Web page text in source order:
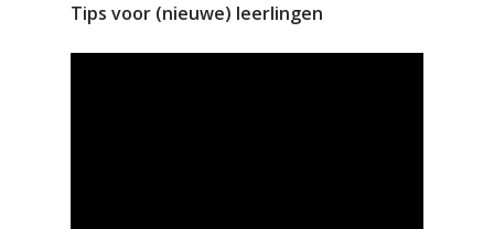
Tips voor (nieuwe) leerlingen